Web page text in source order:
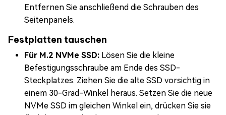
Entfernen Sie anschließend die Schrauben des
Seitenpanels.
Festplatten tauschen
Für M.2 NVMe SSD: Lösen Sie die kleine
Befestigungsschraube am Ende des SSD-
Steckplatzes. Ziehen Sie die alte SSD vorsichtig in
einem 30-Grad-Winkel heraus. Setzen Sie die neue
NVMe SSD im gleichen Winkel ein, drücken Sie sie